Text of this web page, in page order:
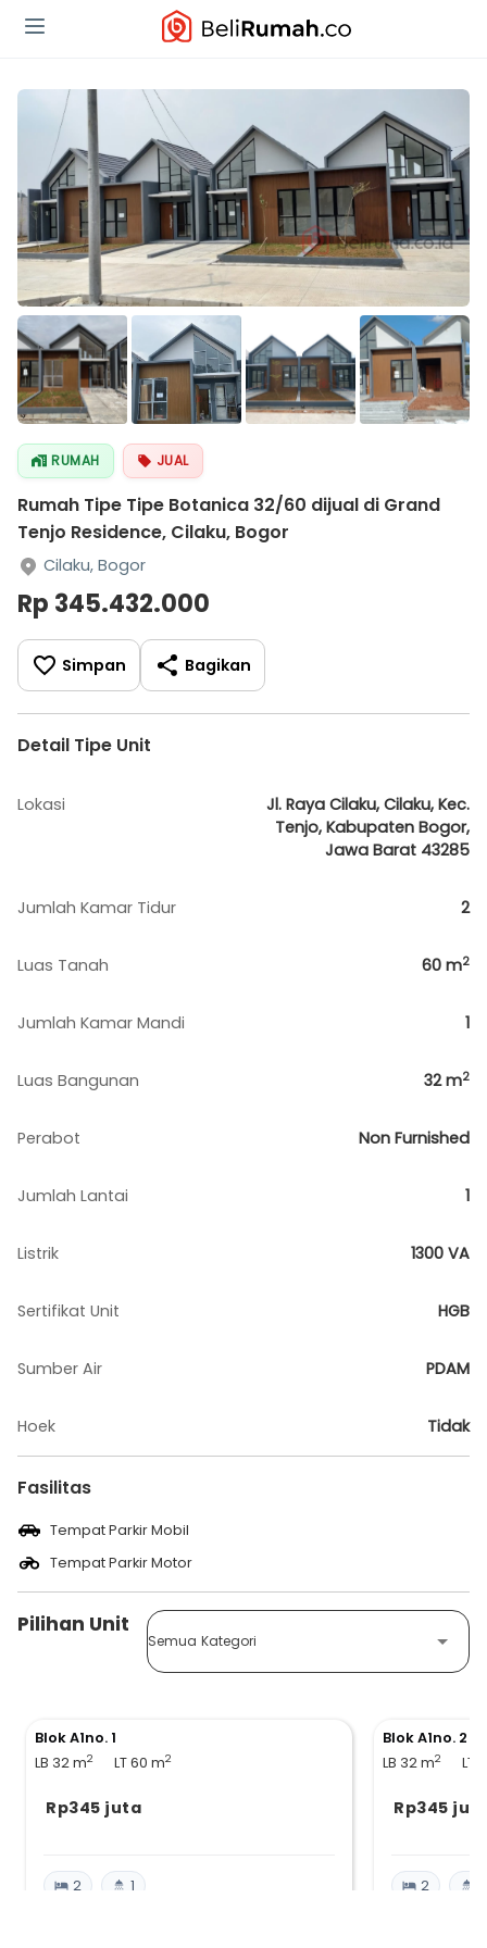
RUMAH JUAL
Rumah Tipe Tipe Botanica 32/60 dijual di Grand
Tenjo Residence, Cilaku, Bogor
Cilaku, Bogor
Rp 345.432.000
Simpan Bagikan
Detail Tipe Unit
Lokasi
Jl. Raya Cilaku, Cilaku, Kec.
Tenjo, Kabupaten Bogor,
Jawa Barat 43285
Jumlah Kamar Tidur 2
Luas Tanah 60 m2
Jumlah Kamar Mandi 1
Luas Bangunan 32m2
Perabot Non Furnished
Jumlah Lantai 1
Listrik 1300 VA
Sertifikat Unit HGB
Sumber Air PDAM
Hoek Tidak
Fasilitas
Tempat Parkir Mobil
Tempat Parkir Motor
Pilihan Unit
Semua Kategori
Blok A1no. 1
LB 32m2 LT 60 m2
Rp345 juta
2 1
Blok A1no. 2
LB 32m2 LT
Rp345
2